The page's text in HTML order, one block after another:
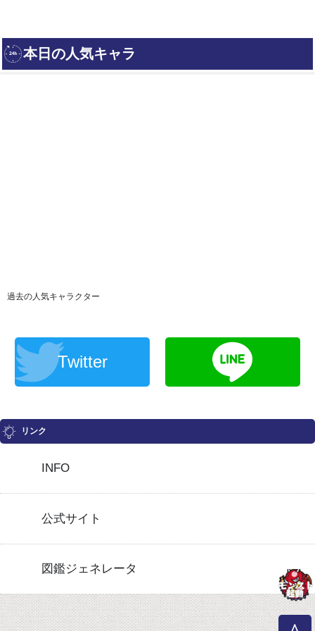
過去の人気キャラクター
Twitter
リンク
INFO
公式サイト
図鑑ジェネレータ